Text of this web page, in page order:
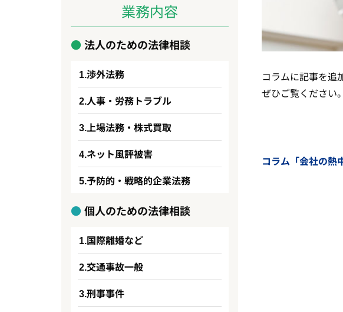
コラムに記事を追
ぜひご覧ください。
コラム「会社の熱
業務内容
法人のための法律相談
渉外法務
人事・労務トラブル
上場法務・株式買取
ネット風評被害
予防的・戦略的企業法務
個人のための法律相談
国際離婚など
交通事故一般
刑事事件